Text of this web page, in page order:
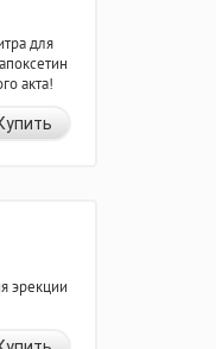
для
акта!
эрекции